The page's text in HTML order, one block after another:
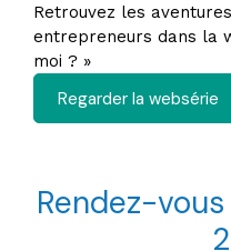
Retrouvez les
entrepreneurs dans la
moi ? »
Regarder la websérie
Rendez-vous